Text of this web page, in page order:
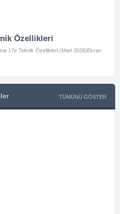
Özellikleri
Teknik Özellikleri (Mart 2026)Ekran:
TÜMÜNÜ GÖSTER